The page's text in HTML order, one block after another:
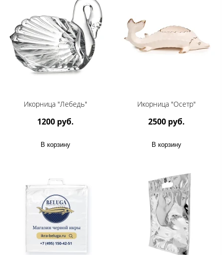
Икорница "Лебедь"
1200 руб.
В корзину
Икорница "Осетр"
2500 руб.
В корзину